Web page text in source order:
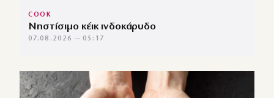
COOK
Νηστίσιμο κέικ ινδοκάρυδο
07.08.2026 — 05:17